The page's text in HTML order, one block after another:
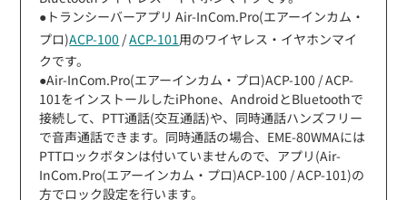
●トランシーバーアプリ Air-InCom.Pro(エアーインカム・
プロ)ACP-100 /ACP-101 用のワイヤレス・イヤホンマイ
クです。
●Air-InCom.Pro(エアーインカム・プロ)ACP-100 / ACP-
101をインストールしたiPhone、AndroidとBluetoothで
接続して、PTT通話(交互通話)や、同時通話ハンズフリー
で音声通話できます。同時通話の場合、EME-80WMAには
PTTロックボタンは付いていませんので、アプリ(Air-
InCom.Pro(エアーインカム・プロ)ACP-100 / ACP-101)の
方でロック設定を行います。